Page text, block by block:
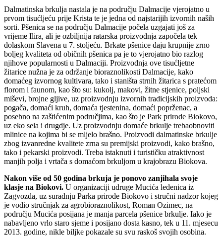
Dalmatinska brkulja nastala je na području Dalmacije vjerojatno u
prvom tisućljeću prije Krista te je jedna od najstarijih izvornih naših
sorti. Pšenica se na području Dalmacije počela uzgajati još za
vrijeme Ilira, ali je ozbiljnija ratarska proizvodnja započela tek
dolaskom Slavena u 7. stoljeću. Brkate pšenice daju krupnije zrno
boljeg kvaliteta od običnih pšenica pa je to vjerojatno bio razlog
njihove popularnosti u Dalmaciji. Proizvodnja ove tisućljetne
žitarice nužna je za održanje bioraznolikosti Dalmacije, kako
domaćeg izvornog kultivara, tako i staništa strnih žitarica s pratećom
florom i faunom, kao što su: kukolj, makovi, žitne stjenice, poljski
miševi, brojne gljive, uz proizvodnju izvornih tradicijskih proizvoda:
pogača, domaći kruh, domaća tjestenina, domaći poprženac, a
posebno na zaštićenim područjima, kao što je Park prirode Biokovo,
uz eko sela i drugdje. Uz proizvodnju domaće brkulje trebaobnoviti
mlinice na kojima bi se mljelo brašno. Proizvodi dalmatinske brkulje
zbog izvanredne kvalitete zrna su premijski proizvodi, kako brašno,
tako i pekarski proizvodi. Treba istaknuti i turističku atraktivnost
manjih polja i vrtača s domaćom brkuljom u krajobrazu Biokova.
Nakon više od 50 godina brkuja je ponovo zanjihala svoje
klasje na Biokovi. U organizaciji udruge Mucića ledenica iz
Zagvozda, uz suradnju Parka prirode Biokovo i stručni nadzor kojeg
je vodio stručnjak za agrobioraznolikost, Roman Ozimec, na
području Mucića posijana je manja parcela pšenice brkulje. Iako je
nabavljeno vrlo staro sjeme i posijano dosta kasno, tek u 11. mjesecu
2013. godine, nikle biljke pokazale su svu raskoš svojih osobina.